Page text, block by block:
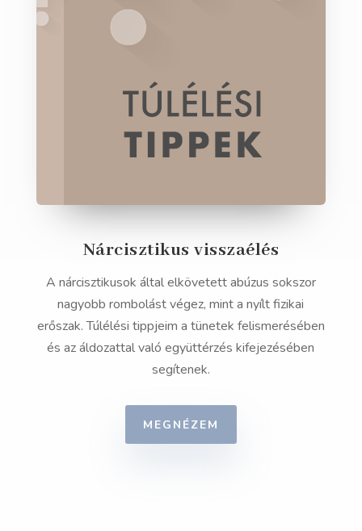
Nárcisztikus visszaélés
A nárcisztikusok által elkövetett abúzus sokszor
nagyobb rombolást végez, mint a nyílt fizikai
erőszak. Túlélési tippjeim a tünetek felismerésében
és az áldozattal való együttérzés kifejezésében
segítenek.
MEGNÉZEM